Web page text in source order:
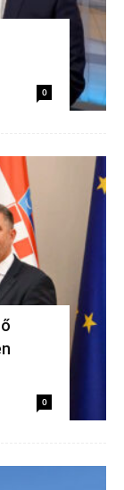
0
0